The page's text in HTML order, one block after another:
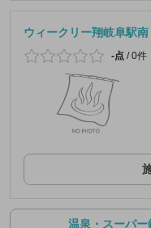
ウィークリー翔岐阜駅南
-点 /0件
温泉・スーパ